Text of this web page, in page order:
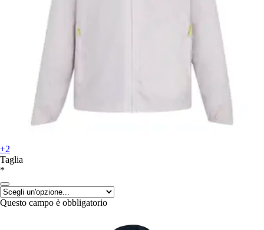
+2
Taglia
*
Questo campo è obbligatorio